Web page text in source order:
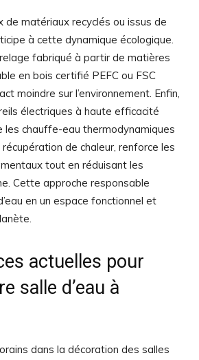
de matériaux recyclés ou issus de
à cette dynamique écologique.
fabriqué à partir de matières
en bois certifié PEFC ou FSC
moindre sur l’environnement. Enfin,
électriques à haute efficacité
les chauffe-eau thermodynamiques
de chaleur, renforce les
tout en réduisant les
Cette approche responsable
en un espace fonctionnel et
actuelles pour
salle d’eau à
dans la décoration des salles